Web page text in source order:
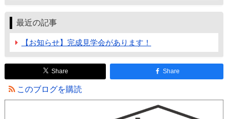
最近の記事
【お知らせ】完成見学会があります！
Share Share
このブログを購読